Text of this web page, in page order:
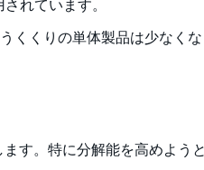
れています。
くりの単体製品は少なくな
す。特に分解能を高めよ